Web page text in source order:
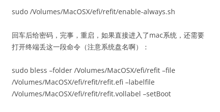
sudo /Volumes/MacOSX/efi/refit/enable-always.sh
回车后给密码，完事，重启，如果直接进入了mac系统，还需要
打开终端丢这一段命令（注意系统盘名啊）：
sudo bless –folder /Volumes/MacOSX/efi/refit –file
/Volumes/MacOSX/efi/refit/refit.efi –labelfile
/Volumes/MacOSX/efi/refit/refit.vollabel –setBoot